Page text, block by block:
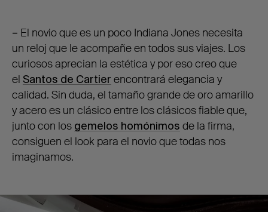
– El novio que es un poco Indiana Jones necesita
un reloj que le acompañe en todos sus viajes. Los
curiosos aprecian la estética y por eso creo que
el Santos de Cartier encontrará elegancia y
calidad. Sin duda, el tamaño grande de oro amarillo
y acero es un clásico entre los clásicos fiable que,
junto con los gemelos homónimos de la firma,
consiguen el look para el novio que todas nos
imaginamos.